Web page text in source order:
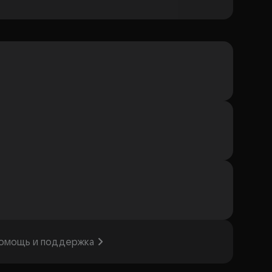
и поддержка